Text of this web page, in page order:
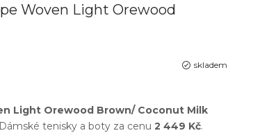
Woven Light Orewood
skladem
Light Orewood Brown/ Coconut Milk
Dámské tenisky a boty za cenu 2 449 Kč.